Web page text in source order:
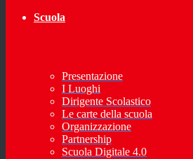
Scuola
Presentazione
I Luoghi
Dirigente Scolastico
Le carte della scuola
Organizzazione
Partnership
Scuola Digitale 4.0